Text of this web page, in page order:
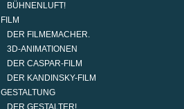
BÜHNENLUFT!
FILM
DER FILMEMACHER.
3D-ANIMATIONEN
DER CASPAR-FILM
DER KANDINSKY-FILM
GESTALTUNG
DER GESTALTER!